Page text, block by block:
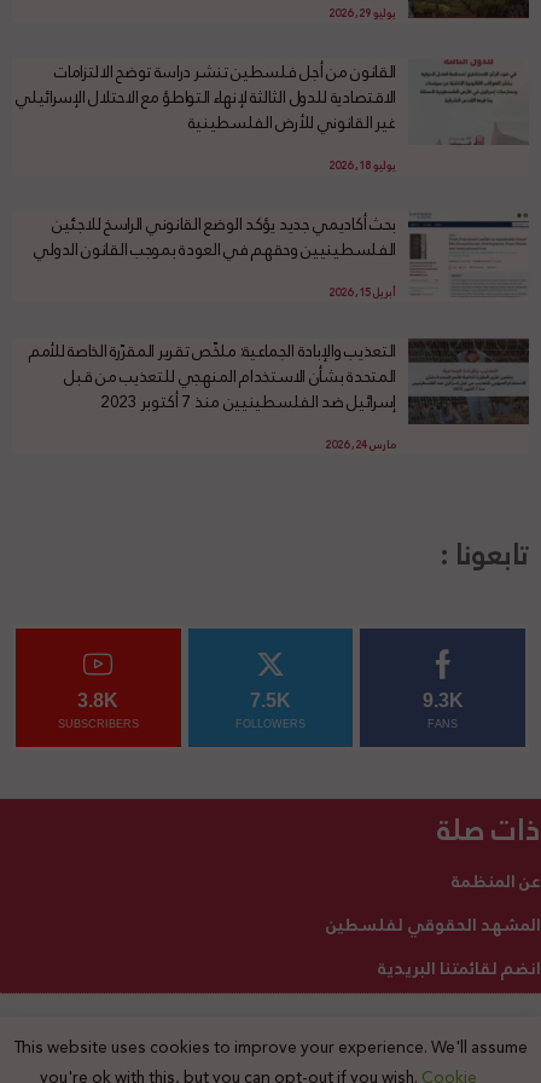
يوليو 29, 2026
القانون من أجل فلسطين تنشر دراسة توضح الالتزامات
الاقتصادية للدول الثالثة لإنهاء التواطؤ مع الاحتلال الإسرائيلي
غير القانوني للأرض الفلسطينية
يوليو 18, 2026
بحث أكاديمي جديد يؤكد الوضع القانوني الراسخ للاجئين
الفلسطينيين وحقهم في العودة بموجب القانون الدولي
أبريل 15, 2026
التعذيب والإبادة الجماعية: ملخّص تقرير المقرّرة الخاصة للأمم
المتحدة بشأن الاستخدام المنهجي للتعذيب من قبل
إسرائيل ضد الفلسطينيين منذ 7 أكتوبر 2023
مارس 24, 2026
تابعونا :
9.3K
FANS
7.5K
FOLLOWERS
3.8K
SUBSCRIBERS
ذات صلة
عن المنظمة
المشهد الحقوقي لفلسطين
انضم لقائمتنا البريدية
2025 © جميع الحقوق محفوظة
This website uses cookies to improve your experience. We'll assume
you're ok with this, but you can opt-out if you wish. Cookie